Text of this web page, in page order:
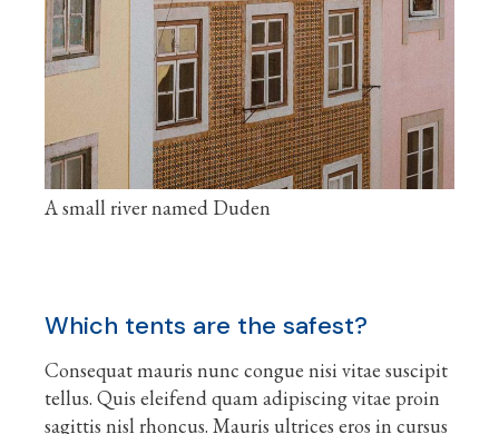
A small river named Duden
Which tents are the safest?
Consequat mauris nunc congue nisi vitae suscipit
tellus. Quis eleifend quam adipiscing vitae proin
sagittis nisl rhoncus. Mauris ultrices eros in cursus